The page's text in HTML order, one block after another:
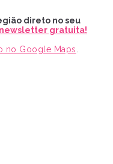
direto no seu
newsletter gratuita!
no Google Maps